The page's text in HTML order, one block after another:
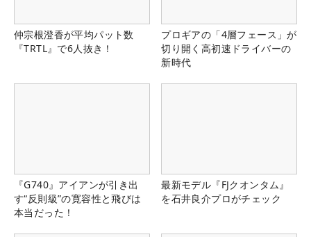
仲宗根澄香が平均パット数
『TRTL』で6人抜き！
プロギアの「4層フェース」が
切り開く高初速ドライバーの
新時代
『G740』アイアンが引き出
す“反則級”の寛容性と飛びは
本当だった！
最新モデル『FJクオンタム』
を石井良介プロがチェック